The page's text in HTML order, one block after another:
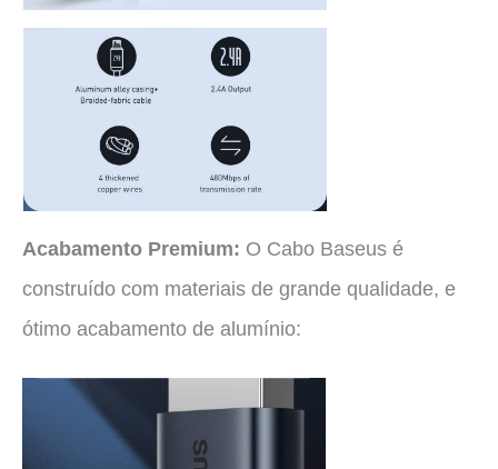
Acabamento Premium: O Cabo Baseus é
construído com materiais de grande qualidade, e
ótimo acabamento de alumínio: